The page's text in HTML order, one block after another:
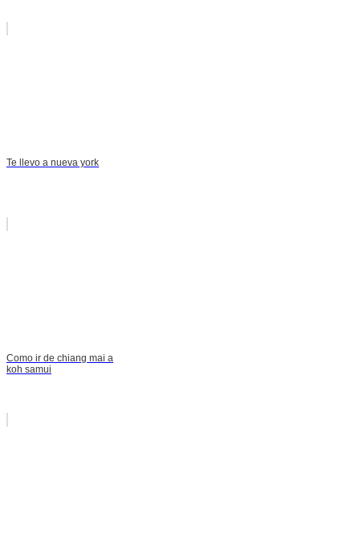
Te llevo a nueva york
Como ir de chiang mai a
koh samui